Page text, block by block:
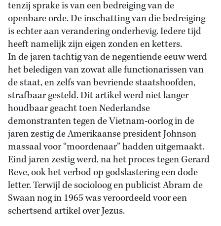
tenzij sprake is van een bedreiging van de
openbare orde. De inschatting van die bedreiging
is echter aan verandering onderhevig. Iedere tijd
heeft namelijk zijn eigen zonden en ketters.
In de jaren tachtig van de negentiende eeuw werd
het beledigen van zowat alle functionarissen van
de staat, en zelfs van bevriende staatshoofden,
strafbaar gesteld. Dit artikel werd niet langer
houdbaar geacht toen Nederlandse
demonstranten tegen de Vietnam-oorlog in de
jaren zestig de Amerikaanse president Johnson
massaal voor “moordenaar” hadden uitgemaakt.
Eind jaren zestig werd, na het proces tegen Gerard
Reve, ook het verbod op godslastering een dode
letter. Terwijl de socioloog en publicist Abram de
Swaan nog in 1965 was veroordeeld voor een
schertsend artikel over Jezus.